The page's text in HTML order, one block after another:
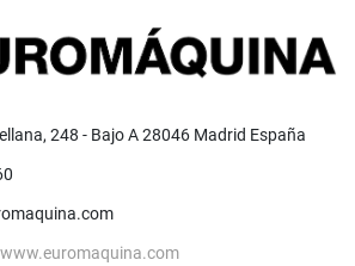
248 - Bajo A 28046 Madrid España